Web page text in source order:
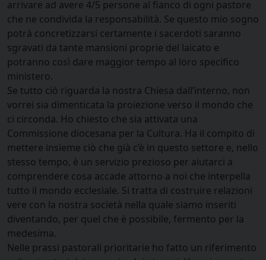
arrivare ad avere 4/5 persone al fianco di ogni pastore
che ne condivida la responsabilità. Se questo mio sogno
potrà concretizzarsi certamente i sacerdoti saranno
sgravati da tante mansioni proprie del laicato e
potranno così dare maggior tempo al loro specifico
ministero.
Se tutto ciò riguarda la nostra Chiesa dall’interno, non
vorrei sia dimenticata la proiezione verso il mondo che
ci circonda. Ho chiesto che sia attivata una
Commissione diocesana per la Cultura. Ha il compito di
mettere insieme ciò che già c’è in questo settore e, nello
stesso tempo, è un servizio prezioso per aiutarci a
comprendere cosa accade attorno a noi che interpella
tutto il mondo ecclesiale. Si tratta di costruire relazioni
vere con la nostra società nella quale siamo inseriti
diventando, per quel che è possibile, fermento per la
medesima.
Nelle prassi pastorali prioritarie ho fatto un riferimento